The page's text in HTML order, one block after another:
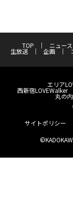
TOP ニュース
生放送 企画
エリア
西新宿LOVEWalker
丸の
サイトポリシー